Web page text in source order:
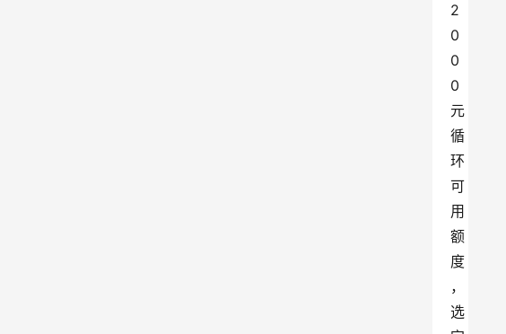
2
0
0
0
元
循
环
可
用
额
度
，
选